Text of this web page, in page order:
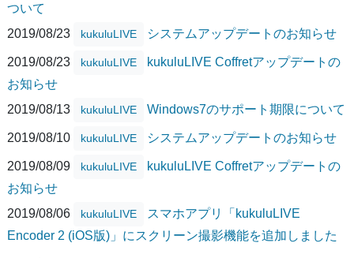
ついて
2019/08/23
kukuluLIVE システムアップデートのお知らせ
2019/08/23 kukuluLIVE
kukuluLIVE Coffretアップデートの
お知らせ
2019/08/13
kukuluLIVE Windows7のサポート期限について
2019/08/10 kukuluLIVE システムアップデートのお知らせ
2019/08/09 kukuluLIVE
kukuluLIVE Coffretアップデートの
お知らせ
2019/08/06
kukuluLIVE
スマホアプリ「kukuluLIVE
Encoder 2 (iOS版)」にスクリーン撮影機能を追加しました